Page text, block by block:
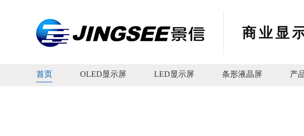
商业显
首页 OLED显示屏 LED显示屏 条形液晶屏 产